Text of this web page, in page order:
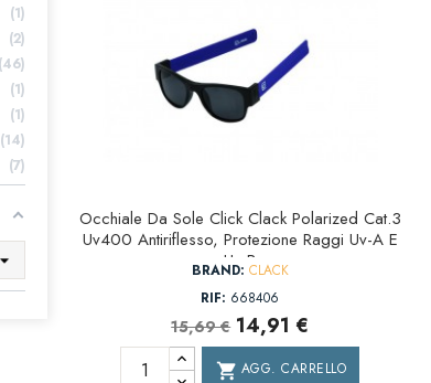
1
2
46
1
1
14
7
Occhiale Da Sole Click Clack Polarized Cat.3
Uv400 Antiriflesso, Protezione Raggi Uv-A E
Uv-B
BRAND: CLACK
RIF: 668406
15,69 € 14,91 €
shopping_cart AGG. CARRELLO